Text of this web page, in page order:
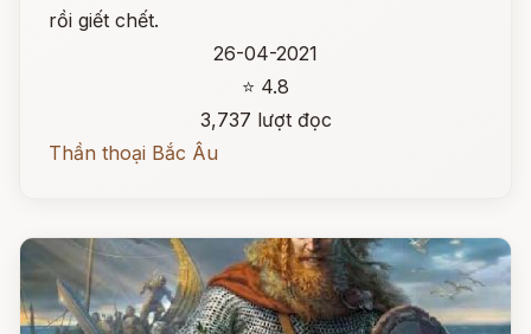
rồi giết chết.
26-04-2021
⭐ 4.8
3,737 lượt đọc
Thần thoại Bắc Âu